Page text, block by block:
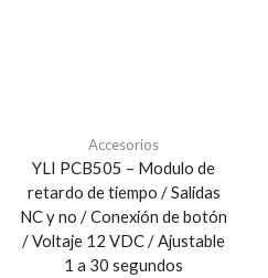
Accesorios
YLI PCB505 – Modulo de
retardo de tiempo / Salidas
NC y no / Conexión de botón
/ Voltaje 12 VDC / Ajustable
1 a 30 segundos